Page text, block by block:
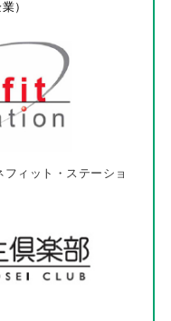
）
フィット・ステーショ